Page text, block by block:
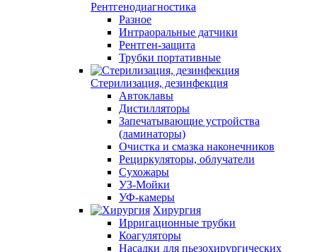
Рентгенодиагностика
Разное
Интраоральные датчики
Рентген-защита
Трубки портативные
Стерилизация, дезинфекция
Автоклавы
Дистилляторы
Запечатывающие устройства
(ламинаторы)
Очистка и смазка наконечников
Рециркуляторы, облучатели
Сухожары
УЗ-Мойки
УФ-камеры
Хирургия
Ирригационные трубки
Коагуляторы
Насадки для пьезохирургических